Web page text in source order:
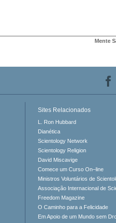
Mente
Sites Relacionados
L. Ron Hubbard
Dianética
Scientology Network
Scientology Religion
David Miscavige
Comece um Curso On–line
Ministros Voluntários de
Associação Internacional de
Freedom Magazine
O Caminho para a Felicidade
Em Apoio de um Mundo sem